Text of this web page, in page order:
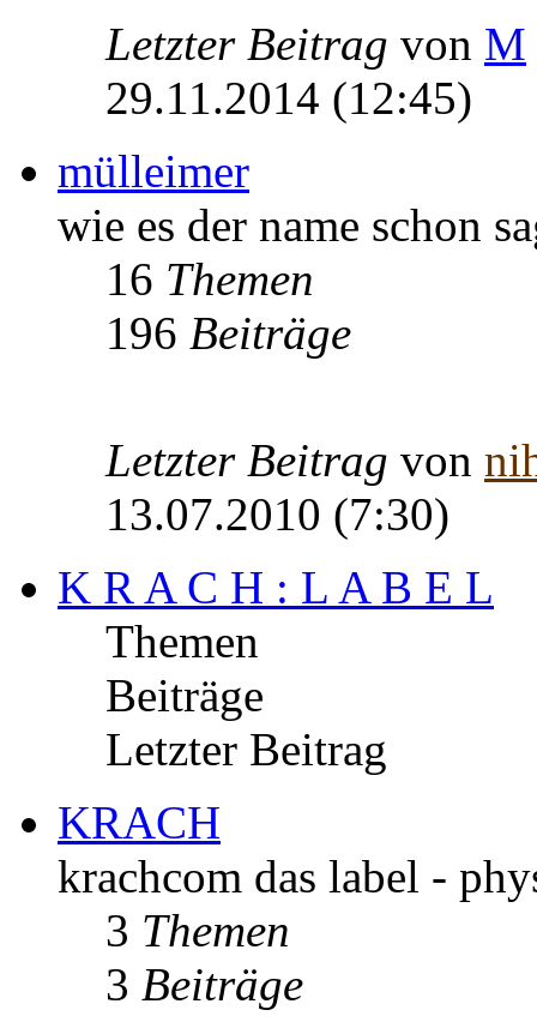
Letzter Beitrag von M
29.11.2014 (12:45)
mülleimer
wie es der name schon
16 Themen
196 Beiträge
Letzter Beitrag von
13.07.2010 (7:30)
K R A C H : L A B E L
Themen
Beiträge
Letzter Beitrag
KRACH
krachcom das label -
3 Themen
3 Beiträge